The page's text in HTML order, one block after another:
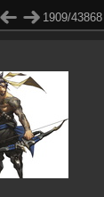
1909/43868